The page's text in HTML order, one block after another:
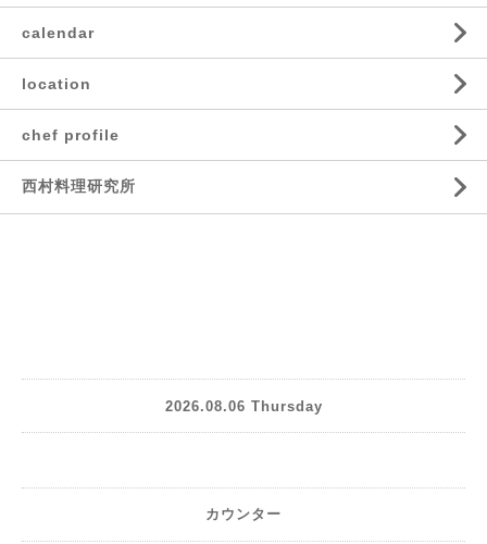
calendar
location
chef profile
西村料理研究所
2026.08.06 Thursday
カウンター